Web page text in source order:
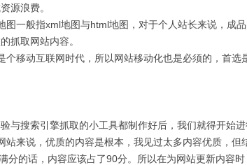
源浪费。
般指xml地图与html地图，对于个人站长来说，成品
抓取网站内容。
动互联网时代，所以网站移动化也是必须的，首选
搜索引擎抓取的小工具都制作好后，我们就得开始进
说，优质的内容是根本，我见过太多内容优质，但
分的话，内容应该占了90分。所以在为网站更新内容